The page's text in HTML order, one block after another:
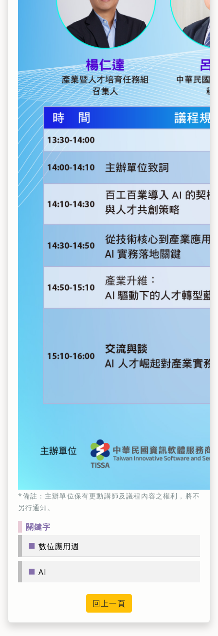
*備註：主辦單位保有更動講師及議程內容之權利，將不
另行通知。
關鍵字
■ 數位應用週
■ AI
回上一頁